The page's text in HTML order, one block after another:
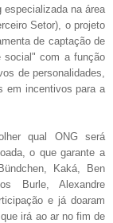
especializada na área
Setor), o projeto
de captação de
social" com a função
de personalidades,
em incentivos para a
qual ONG será
o que garante a
Kaká, Ben
Burle, Alexandre
e já doaram
irá ao ar no fim de